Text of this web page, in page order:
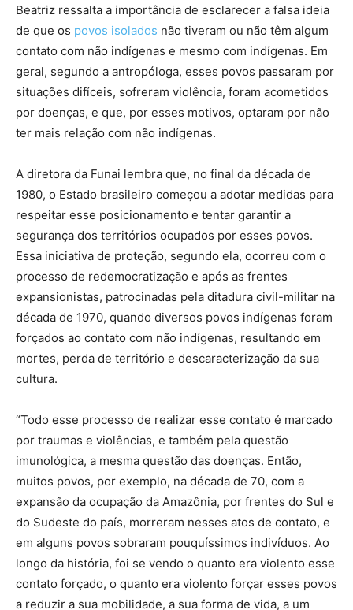
Beatriz ressalta a importância de esclarecer a falsa ideia
de que os povos isolados não tiveram ou não têm algum
contato com não indígenas e mesmo com indígenas. Em
geral, segundo a antropóloga, esses povos passaram por
situações difíceis, sofreram violência, foram acometidos
por doenças, e que, por esses motivos, optaram por não
ter mais relação com não indígenas.
A diretora da Funai lembra que, no final da década de
1980, o Estado brasileiro começou a adotar medidas para
respeitar esse posicionamento e tentar garantir a
segurança dos territórios ocupados por esses povos.
Essa iniciativa de proteção, segundo ela, ocorreu com o
processo de redemocratização e após as frentes
expansionistas, patrocinadas pela ditadura civil-militar na
década de 1970, quando diversos povos indígenas foram
forçados ao contato com não indígenas, resultando em
mortes, perda de território e descaracterização da sua
cultura.
“Todo esse processo de realizar esse contato é marcado
por traumas e violências, e também pela questão
imunológica, a mesma questão das doenças. Então,
muitos povos, por exemplo, na década de 70, com a
expansão da ocupação da Amazônia, por frentes do Sul e
do Sudeste do país, morreram nesses atos de contato, e
em alguns povos sobraram pouquíssimos indivíduos. Ao
longo da história, foi se vendo o quanto era violento esse
contato forçado, o quanto era violento forçar esses povos
a reduzir a sua mobilidade, a sua forma de vida, a um